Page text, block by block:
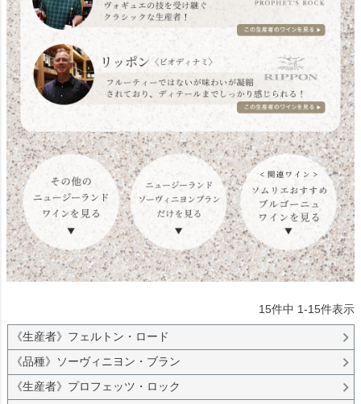
15件中 1-15件表示
《生産者》フェルトン・ロード
《品種》ソーヴィニヨン・ブラン
《生産者》プロフェッツ・ロック